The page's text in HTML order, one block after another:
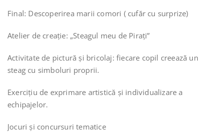
Final: Descoperirea marii comori ( cufăr cu surprize)
Atelier de creație: „Steagul meu de Pirați”
Activitate de pictură și bricolaj: fiecare copil creează un
steag cu simboluri proprii.
Exercițiu de exprimare artistică și individualizare a
echipajelor.
Jocuri și concursuri tematice